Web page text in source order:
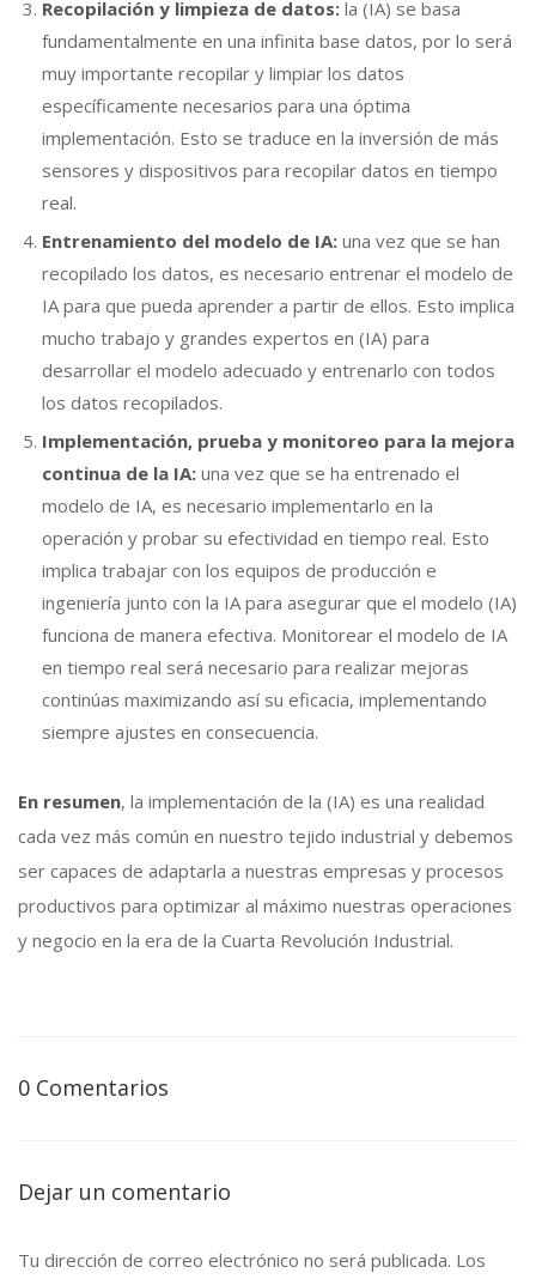
Recopilación y limpieza de datos: la (IA) se basa
fundamentalmente en una infinita base datos, por lo será
muy importante recopilar y limpiar los datos
específicamente necesarios para una óptima
implementación. Esto se traduce en la inversión de más
sensores y dispositivos para recopilar datos en tiempo
real.
Entrenamiento del modelo de IA: una vez que se han
recopilado los datos, es necesario entrenar el modelo de
IA para que pueda aprender a partir de ellos. Esto implica
mucho trabajo y grandes expertos en (IA) para
desarrollar el modelo adecuado y entrenarlo con todos
los datos recopilados.
Implementación, prueba y monitoreo para la mejora
continua de la IA: una vez que se ha entrenado el
modelo de IA, es necesario implementarlo en la
operación y probar su efectividad en tiempo real. Esto
implica trabajar con los equipos de producción e
ingeniería junto con la IA para asegurar que el modelo (IA)
funciona de manera efectiva. Monitorear el modelo de IA
en tiempo real será necesario para realizar mejoras
continúas maximizando así su eficacia, implementando
siempre ajustes en consecuencia.
En resumen, la implementación de la (IA) es una realidad
cada vez más común en nuestro tejido industrial y debemos
ser capaces de adaptarla a nuestras empresas y procesos
productivos para optimizar al máximo nuestras operaciones
y negocio en la era de la Cuarta Revolución Industrial.
0 Comentarios
Dejar un comentario
Tu dirección de correo electrónico no será publicada. Los